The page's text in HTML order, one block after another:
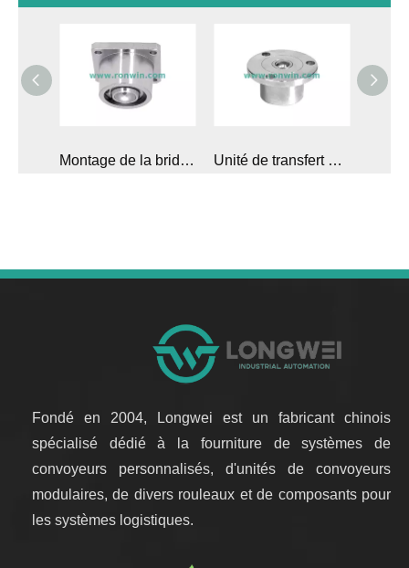
Montage de la bride Boule lourde Boule à balle en bas de la boule de transfert Unité de transfert de balle à balle lourde de chargement à ressort
Fondé en 2004, Longwei est un fabricant chinois
spécialisé dédié à la fourniture de systèmes de
convoyeurs personnalisés, d'unités de convoyeurs
modulaires, de divers rouleaux et de composants pour
les systèmes logistiques.